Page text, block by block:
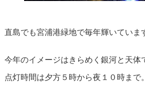
直島でも宮浦港緑地で毎年輝いていま
今年のイメージはきらめく銀河と天体
点灯時間は夕方５時から夜１０時まで。